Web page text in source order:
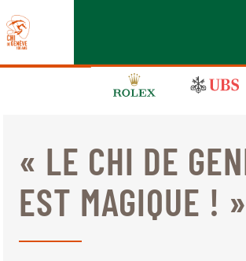
ÉDITION 2026
LE CHIG
MULTIMÉDIA
« LE CHI DE
EST MAGIQUE ! »